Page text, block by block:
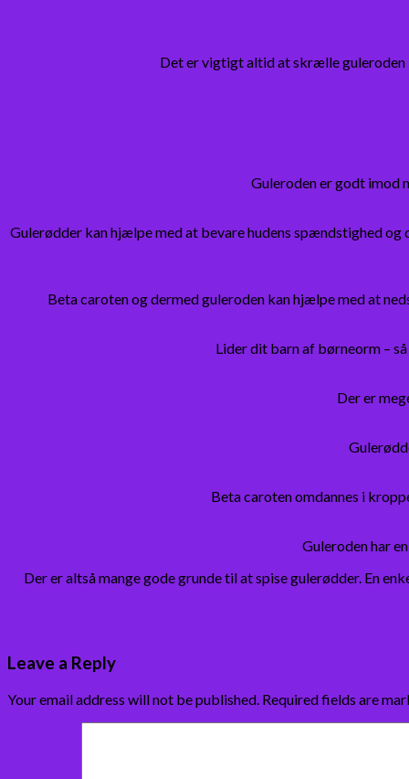
Det er vigtigt altid at skrælle
Guleroden er godt imod
Gulerødder kan hjælpe med at bevare hudens spændstighed
Beta caroten og dermed guleroden kan hjælpe med at
Lider dit barn af børneorm –
Der er
Beta caroten omdannes i
Guleroden har
Der er altså mange gode grunde til at spise gulerødder. En
Leave a Reply
Your email address will not be published. Required fields are